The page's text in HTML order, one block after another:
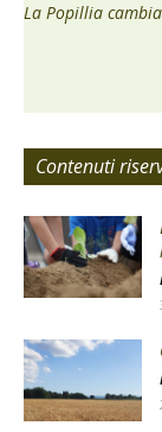
La Popillia
Contenuti